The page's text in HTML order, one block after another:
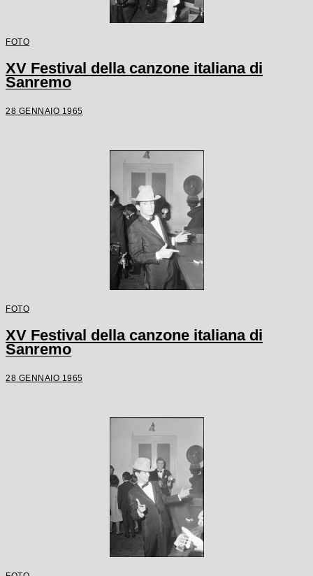
FOTO
XV Festival della canzone italiana di
Sanremo
28 GENNAIO 1965
FOTO
XV Festival della canzone italiana di
Sanremo
28 GENNAIO 1965